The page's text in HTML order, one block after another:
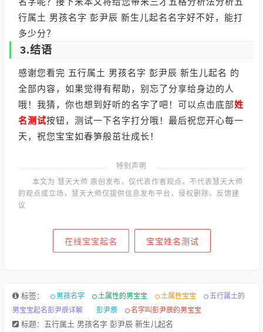
行属土 男孩名字 彭尹辰 新生儿起名名字好不好，能打
多少分？
3.结语
感谢您看完 五行属土 男孩名字 彭尹辰 新生儿起名 的
全部内容，如果觉得有帮助，别忘了分享给身边的人
哦！我猜，你也想到好听的名字了吧！可以点击底部姓
名测试按钮，测试一下名字打分哦！最后祝您开心每一
天，祝您宝宝如春笋般茁壮成长！
特别声明
本文为 慧天大师 原创发布，仅代表作者观点，不代表慧天大师
的观点或立场，慧天大师仅提供信息发布平台，侵权删除、反馈建
议
在线宝宝起名 宝宝姓名测试
标签： 男孩名字 土属性的男宝宝 土属性宝宝
五行属土的
男宝宝起名彭尹辰详解
彭尹辰 名字叫彭尹辰的男宝宝
标题：五行属土 男孩名字 彭尹辰 新生儿起名